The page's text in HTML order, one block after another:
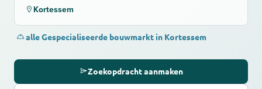
Kortessem
alle Gespecialiseerde bouwmarkt in Kortessem
Zoekopdracht aanmaken